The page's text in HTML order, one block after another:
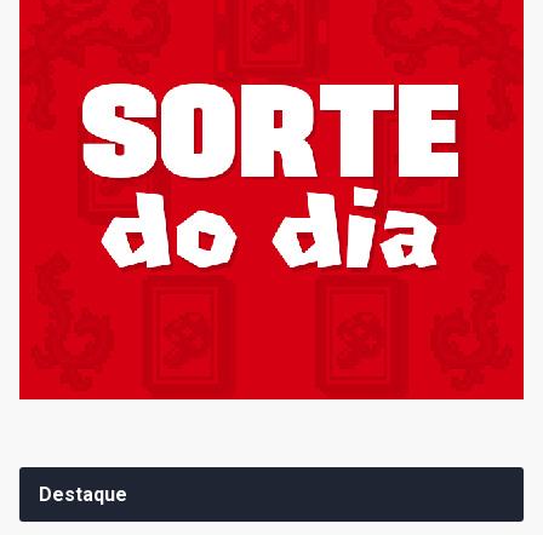
Destaque